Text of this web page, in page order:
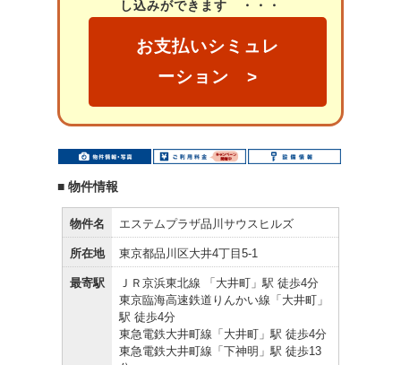
し込みができます ・・・
お支払いシミュレ
ーション >
■ 物件情報
物件名 エステムプラザ品川サウスヒルズ
所在地 東京都品川区大井4丁目5-1
最寄駅
ＪＲ京浜東北線 「大井町」駅 徒歩4分
東京臨海高速鉄道りんかい線「大井町」
駅 徒歩4分
東急電鉄大井町線「大井町」駅 徒歩4分
東急電鉄大井町線「下神明」駅 徒歩13